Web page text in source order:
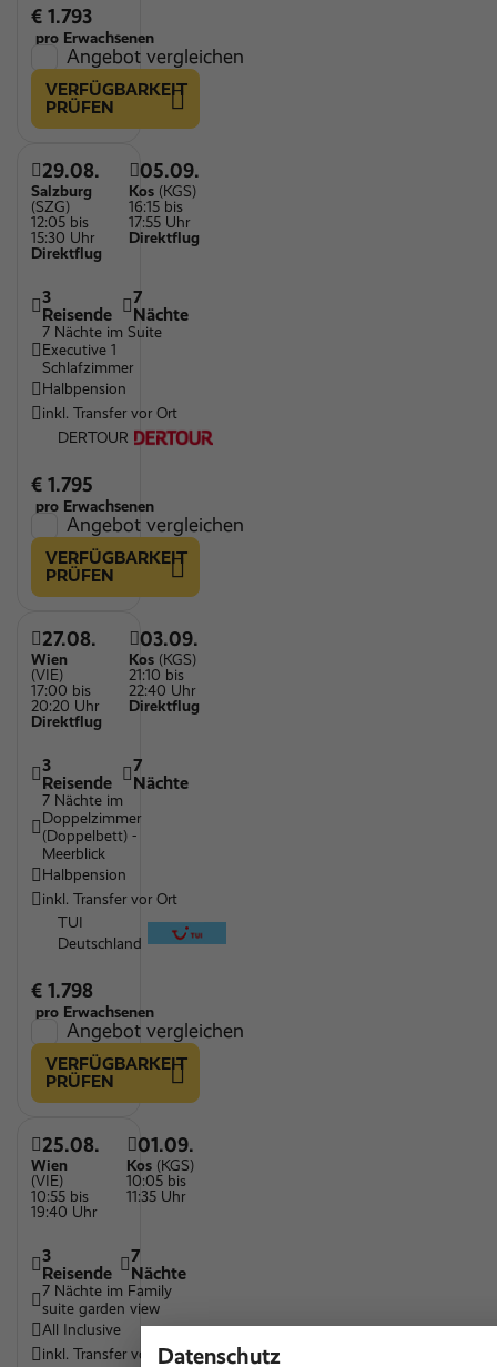
€ 1.793
pro Erwachsenen
Angebot vergleichen
VERFÜGBARKEIT
PRÜFEN
29.08.
Salzburg
(SZG)
12:05 bis
15:30 Uhr
Direktflug
05.09.
Kos (KGS)
16:15 bis
17:55 Uhr
Direktflug
3
Reisende
7
Nächte
7 Nächte im Suite
Executive 1
Schlafzimmer
Halbpension
inkl. Transfer vor Ort
DERTOUR
€ 1.795
pro Erwachsenen
Angebot vergleichen
VERFÜGBARKEIT
PRÜFEN
27.08.
Wien
(VIE)
17:00 bis
20:20 Uhr
Direktflug
03.09.
Kos (KGS)
21:10 bis
22:40 Uhr
Direktflug
3
Reisende
7
Nächte
7 Nächte im
Doppelzimmer
(Doppelbett) -
Meerblick
Halbpension
inkl. Transfer vor Ort
TUI
Deutschland
€ 1.798
pro Erwachsenen
Angebot vergleichen
VERFÜGBARKEIT
PRÜFEN
25.08.
Wien
(VIE)
10:55 bis
19:40 Uhr
01.09.
Kos (KGS)
10:05 bis
11:35 Uhr
3
Reisende
7
Nächte
7 Nächte im Family
suite garden view
All Inclusive
inkl. Transfer vor OrtDatenschutz